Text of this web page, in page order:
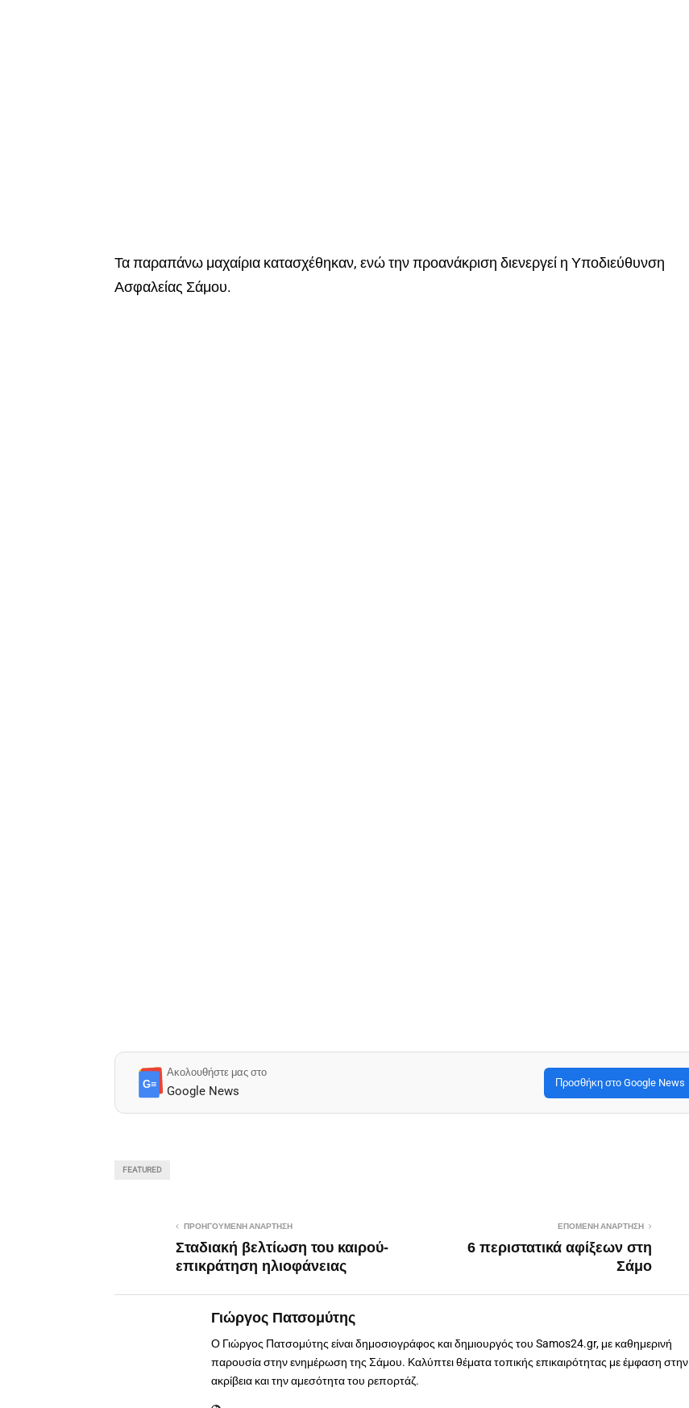
Τα παραπάνω μαχαίρια κατασχέθηκαν, ενώ την προανάκριση διενεργεί η Υποδιεύθυνση
Ασφαλείας Σάμου.
G≡
Ακολουθήστε μας στο
Google News
Προσθήκη στο Google News
FEATURED
ΠΡΟΗΓΟΎΜΕΝΗ ΑΝΆΡΤΗΣΗ
Σταδιακή βελτίωση του καιρού-
επικράτηση ηλιοφάνειας
ΕΠΌΜΕΝΗ ΑΝΆΡΤΗΣΗ
6 περιστατικά αφίξεων στη
Σάμο
Γιώργος Πατσομύτης
Ο Γιώργος Πατσομύτης είναι δημοσιογράφος και δημιουργός του Samos24.gr, με καθημερινή
παρουσία στην ενημέρωση της Σάμου. Καλύπτει θέματα τοπικής επικαιρότητας με έμφαση στην
ακρίβεια και την αμεσότητα του ρεπορτάζ.